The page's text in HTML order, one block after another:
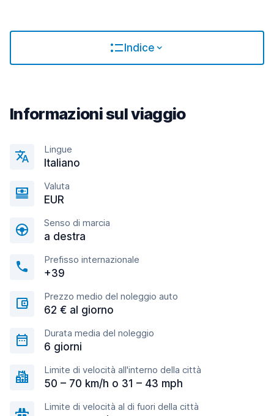
Indice
Informazioni sul viaggio
Lingue
Italiano
Valuta
EUR
Senso di marcia
a destra
Prefisso internazionale
+39
Prezzo medio del noleggio auto
62 € al giorno
Durata media del noleggio
6 giorni
Limite di velocità all'interno della città
50 – 70 km/h o 31 – 43 mph
Limite di velocità al di fuori della città